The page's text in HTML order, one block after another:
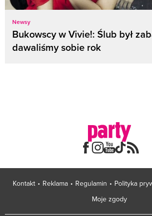
Newsy
Bukowscy w Vivie!: Ślub był
dawaliśmy sobie rok
Kontakt Reklama Regulamin Polityka
Moje zgody